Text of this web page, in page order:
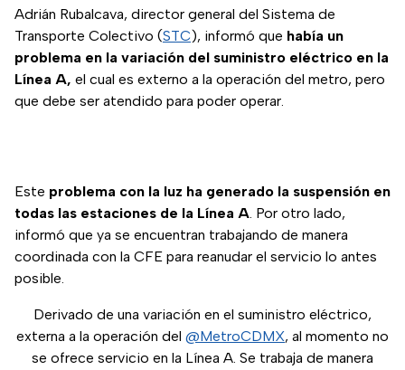
Adrián Rubalcava, director general del Sistema de
Transporte Colectivo (STC), informó que había un
problema en la variación del suministro eléctrico en la
Línea A, el cual es externo a la operación del metro, pero
que debe ser atendido para poder operar.
Este problema con la luz ha generado la suspensión en
todas las estaciones de la Línea A. Por otro lado,
informó que ya se encuentran trabajando de manera
coordinada con la CFE para reanudar el servicio lo antes
posible.
Derivado de una variación en el suministro eléctrico,
externa a la operación del @MetroCDMX, al momento no
se ofrece servicio en la Línea A. Se trabaja de manera